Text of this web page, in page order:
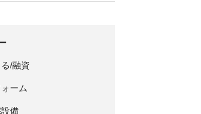
/融資
ーム
備